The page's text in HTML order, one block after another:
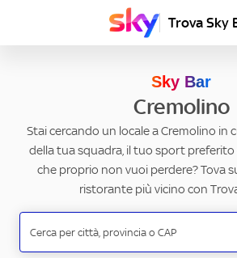
Trova Sky
Sky Bar
Cremolino
Stai cercando un locale a Cremolino in
della tua squadra, il tuo sport preferito
che proprio non vuoi perdere? Tova
ristorante più vicino con